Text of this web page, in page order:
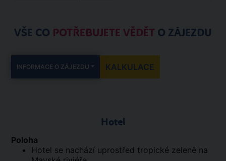
VŠE CO POTŘEBUJETE VĚDĚT O ZÁJEZDU
INFORMACE O ZÁJEZDU KALKULACE
Hotel
Poloha
Hotel se nachází uprostřed tropické zeleně na